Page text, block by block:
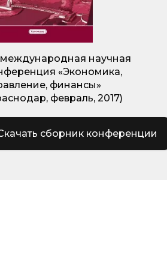
научная
«Экономика,
финансы»
февраль, 2017)
сборник конференции